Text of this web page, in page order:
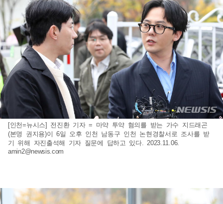
[인천=뉴시스] 전진환 기자 = 마약 투약 혐의를 받는 가수 지드래곤
(본명 권지용)이 6일 오후 인천 남동구 인천 논현경찰서로 조사를 받
기 위해 자진출석해 기자 질문에 답하고 있다. 2023.11.06.
amin2@newsis.com